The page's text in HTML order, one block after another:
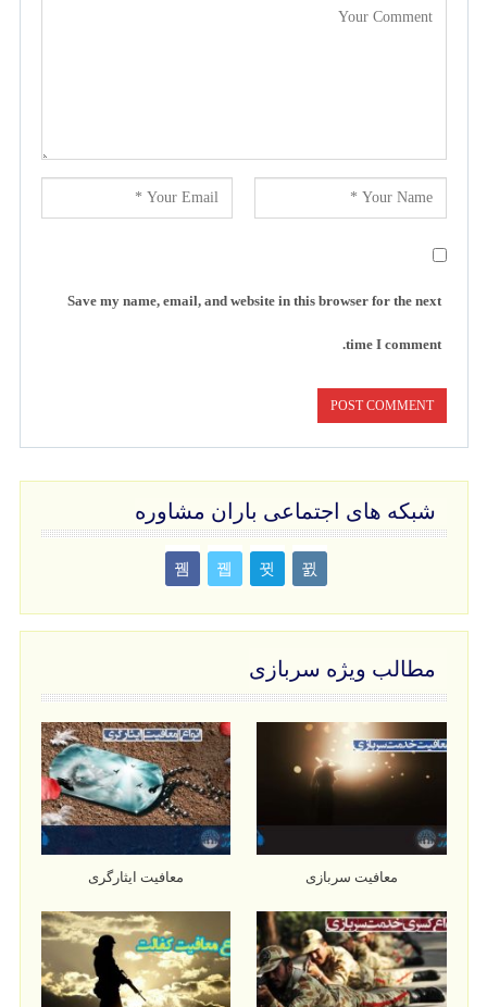
Save my name, email, and website in this browser for the next
time I comment.
شبکه های اجتماعی باران مشاوره
مطالب ویژه سربازی
معافیت سربازی معافیت ایثارگری